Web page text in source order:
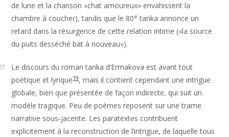
de lune et la chanson «chat amoureux» envahissent la
chambre à coucher), tandis que le 80e tanka annonce un
retard dans la résurgence de cette relation intime («la source
du puits desséché bat à nouveau»).
Le discours du roman tanka d’Ermakova est avant tout
poétique et lyrique19, mais il contient cependant une intrigue
globale, bien que présentée de façon indirecte, qui suit un
modèle tragique. Peu de poèmes reposent sur une trame
narrative sous-jacente. Les paratextes contribuent
explicitement à la reconstruction de l’intrigue, de laquelle tous